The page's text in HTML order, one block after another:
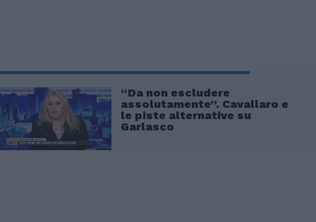
“Da non escludere
assolutamente”. Cavallaro e
le piste alternative su
Garlasco